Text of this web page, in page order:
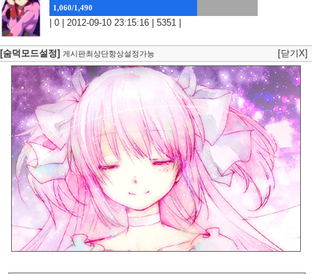
1,060/1,490
| 0 | 2012-09-10 23:15:16 | 5351 |
[숨덕모드설정] 게시판최상단항상설정가능 [닫기X]